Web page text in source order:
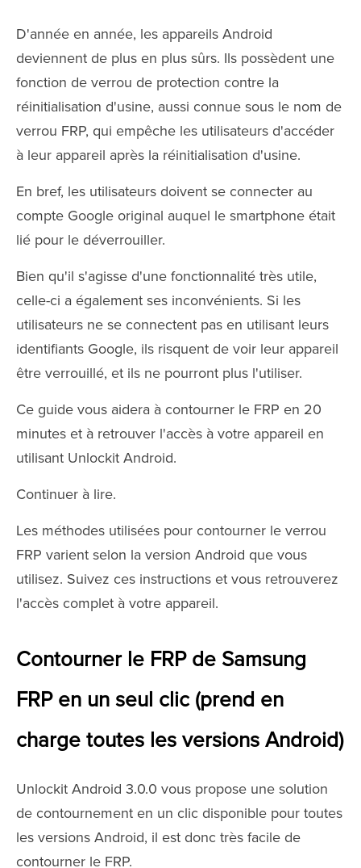
D'année en année, les appareils Android
deviennent de plus en plus sûrs. Ils possèdent une
fonction de verrou de protection contre la
réinitialisation d'usine, aussi connue sous le nom de
verrou FRP, qui empêche les utilisateurs d'accéder
à leur appareil après la réinitialisation d'usine.
En bref, les utilisateurs doivent se connecter au
compte Google original auquel le smartphone était
lié pour le déverrouiller.
Bien qu'il s'agisse d'une fonctionnalité très utile,
celle-ci a également ses inconvénients. Si les
utilisateurs ne se connectent pas en utilisant leurs
identifiants Google, ils risquent de voir leur appareil
être verrouillé, et ils ne pourront plus l'utiliser.
Ce guide vous aidera à contourner le FRP en 20
minutes et à retrouver l'accès à votre appareil en
utilisant Unlockit Android.
Continuer à lire.
Les méthodes utilisées pour contourner le verrou
FRP varient selon la version Android que vous
utilisez. Suivez ces instructions et vous retrouverez
l'accès complet à votre appareil.
Contourner le FRP de Samsung
FRP en un seul clic (prend en
charge toutes les versions Android)
Unlockit Android 3.0.0 vous propose une solution
de contournement en un clic disponible pour toutes
les versions Android, il est donc très facile de
contourner le FRP.